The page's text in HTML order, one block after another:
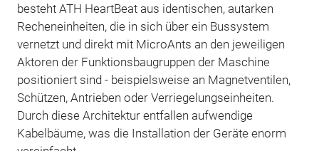
besteht ATH HeartBeat aus identischen, autarken
Recheneinheiten, die in sich über ein Bussystem
vernetzt und direkt mit MicroAnts an den jeweiligen
Aktoren der Funktionsbaugruppen der Maschine
positioniert sind - beispielsweise an Magnetventilen,
Schützen, Antrieben oder Verriegelungseinheiten.
Durch diese Architektur entfallen aufwendige
Kabelbäume, was die Installation der Geräte enorm